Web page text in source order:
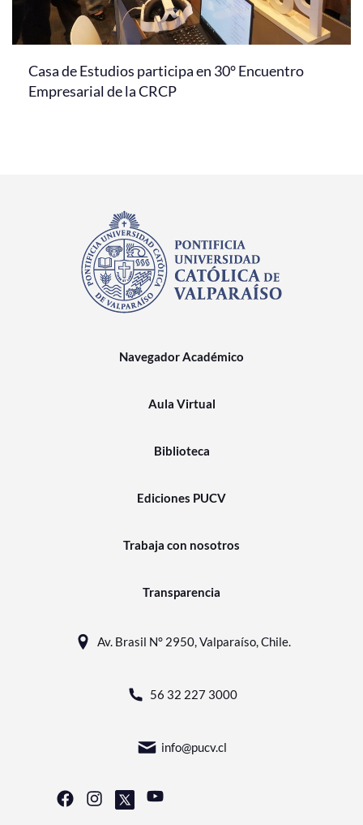
Casa de Estudios participa en 30° Encuentro
Empresarial de la CRCP
Navegador Académico
Aula Virtual
Biblioteca
Ediciones PUCV
Trabaja con nosotros
Transparencia
Av. Brasil N° 2950, Valparaíso, Chile.
56 32 227 3000
info@pucv.cl